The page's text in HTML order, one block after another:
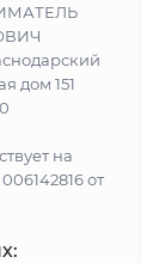
дом 151
на
от